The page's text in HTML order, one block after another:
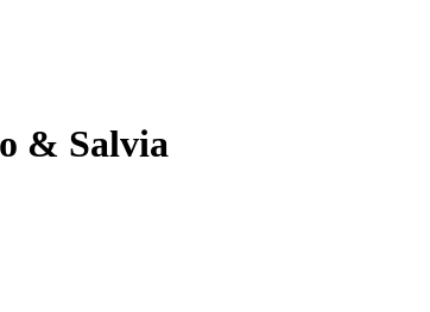
& Salvia